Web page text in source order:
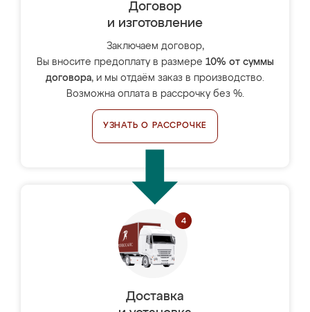
Договор
и изготовление
Заключаем договор,
Вы вносите предоплату в размере 10% от суммы
договора, и мы отдаём заказ в производство.
Возможна оплата в рассрочку без %.
УЗНАТЬ О РАССРОЧКЕ
Доставка